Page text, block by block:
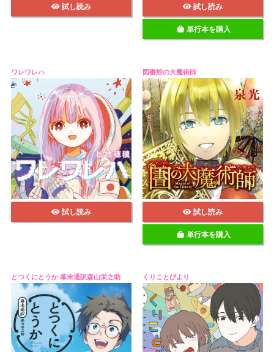
試し読み 試し読み
単行本を購入
ワレワレハ
試し読み
図書館の大魔術師
試し読み
単行本を購入
とつくにとうか 幕末通訳森山栄之助 くりことびより